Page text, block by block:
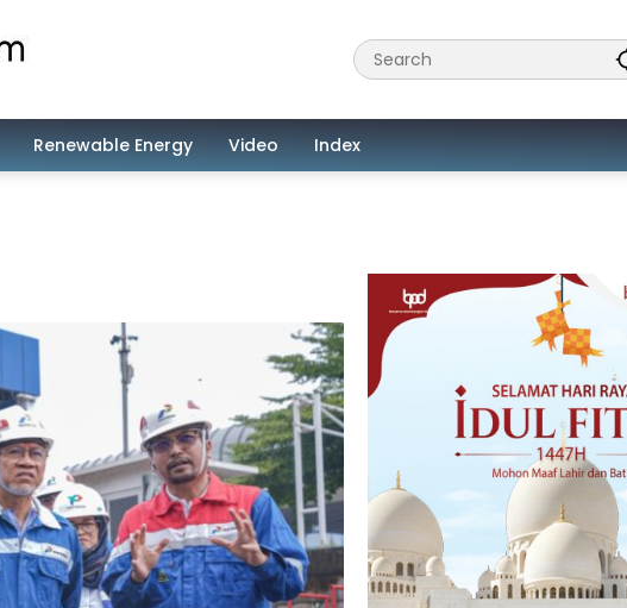
Renewable Energy Video Index